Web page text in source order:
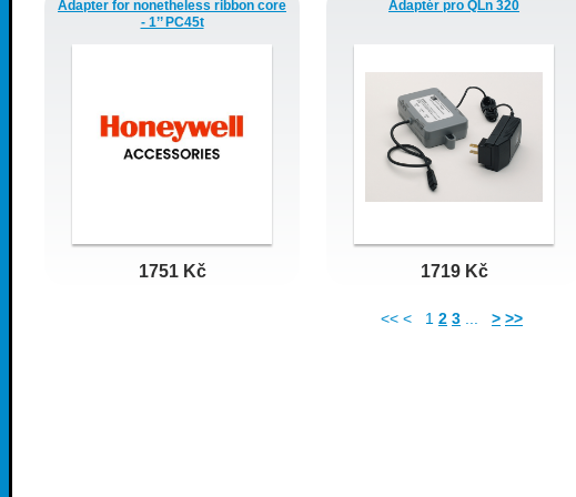
Adapter for nonetheless ribbon core
- 1’’ PC45t
1751 Kč
Adaptér pro QLn 320
1719 Kč
<< < 1 2 3 > >>